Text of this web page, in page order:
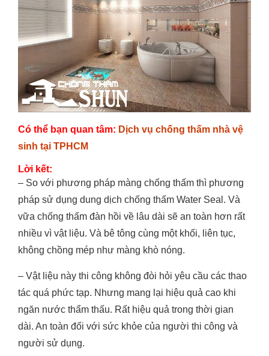
Có thể bạn quan tâm: Dịch vụ chống thấm nhà vệ
sinh tại TPHCM
Lời kết:
– So với phương pháp màng chống thấm thì phương
pháp sử dụng dung dịch chống thấm Water Seal. Và
vữa chống thấm đàn hồi về lâu dài sẽ an toàn hơn rất
nhiều vì vật liệu. Và bê tông cùng một khối, liên tục,
không chồng mép như màng khò nóng.
– Vật liệu này thi công không đòi hỏi yêu cầu các thao
tác quá phức tạp. Nhưng mang lại hiệu quả cao khi
ngăn nước thẩm thấu. Rất hiệu quả trong thời gian
dài. An toàn đối với sức khỏe của người thi công và
người sử dụng.